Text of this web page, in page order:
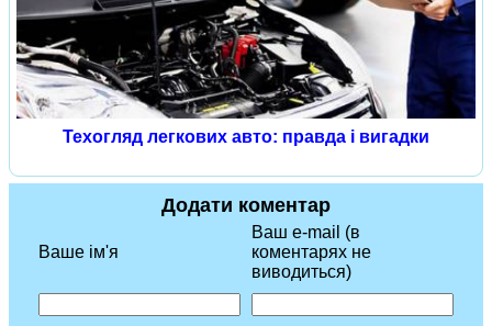
Техогляд легкових авто: правда і вигадки
Додати коментар
Ваше ім'я
Ваш e-mail (в
коментарях не
виводиться)